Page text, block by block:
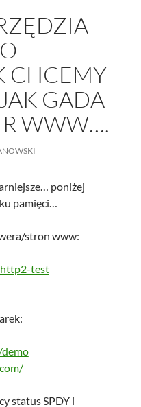
–
CHCEMY
GADA
WWW….
poniżej
pamięci…
stron www:
test
status SPDY i